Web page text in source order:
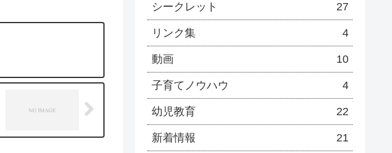
シークレット 27
リンク集 4
動画 10
子育てノウハウ 4
幼児教育 22
新着情報 21